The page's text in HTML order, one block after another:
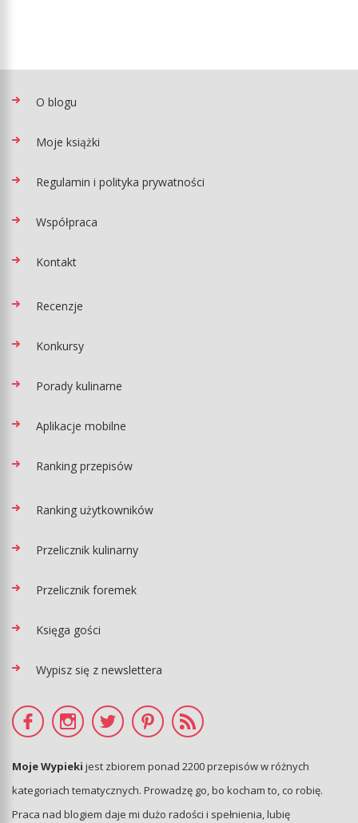
O blogu
Moje książki
Regulamin i polityka prywatności
Współpraca
Kontakt
Recenzje
Konkursy
Porady kulinarne
Aplikacje mobilne
Ranking przepisów
Ranking użytkowników
Przelicznik kulinarny
Przelicznik foremek
Księga gości
Wypisz się z newslettera
Moje Wypieki jest zbiorem ponad 2200 przepisów w różnych
kategoriach tematycznych. Prowadzę go, bo kocham to, co robię.
Praca nad blogiem daje mi dużo radości i spełnienia, lubię